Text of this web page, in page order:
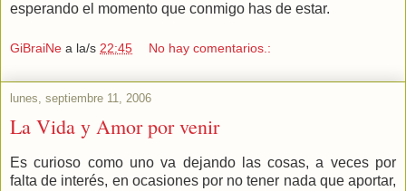
esperando el momento que conmigo has de estar.
GiBraiNe a la/s 22:45 No hay comentarios.:
lunes, septiembre 11, 2006
La Vida y Amor por venir
Es curioso como uno va dejando las cosas, a veces por
falta de interés, en ocasiones por no tener nada que aportar,